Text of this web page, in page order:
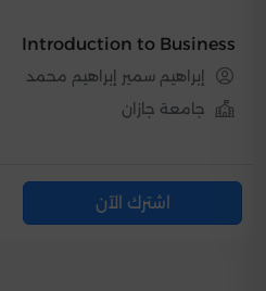
Introduction to Business
إبراهيم سمير إبراهيم محمد
جامعة جازان
اشترك الآن